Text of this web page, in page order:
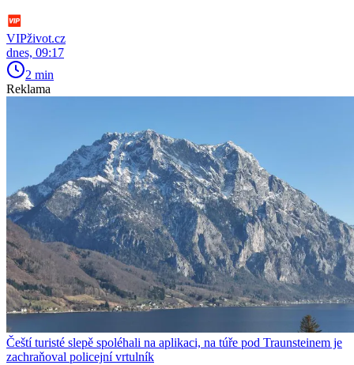
VIPživot.cz
dnes, 09:17
2 min
Reklama
Čeští turisté slepě spoléhali na aplikaci, na túře pod Traunsteinem je
zachraňoval policejní vrtulník